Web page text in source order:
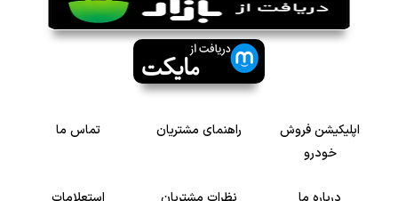
اپلیکیشن فروش
خودرو
راهنمای مشتریان تماس ما